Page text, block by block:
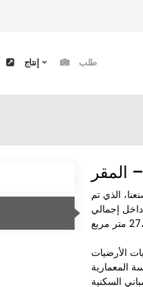
إنتاج طلب
المقر
تبلغ 600،000 متر مربع سنويًا. مصنعنا، الذي تم
متر مربع، يتلاقى بسلاسة داخل إجمالي
الأرضيات
المعمارية